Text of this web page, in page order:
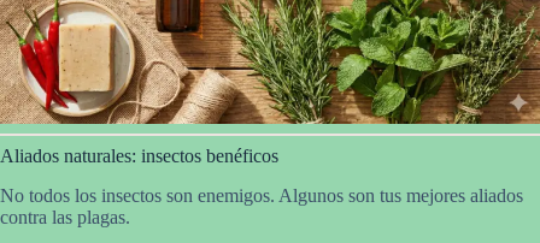
Aliados naturales: insectos benéficos
No todos los insectos son enemigos. Algunos son tus mejores aliados
contra las plagas.